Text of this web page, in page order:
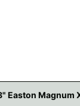
Easton Magnum